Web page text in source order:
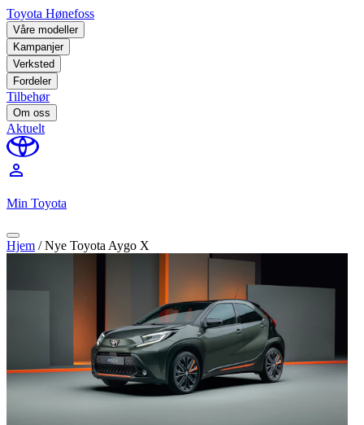
Toyota Hønefoss
Våre modeller
Kampanjer
Verksted
Fordeler
Tilbehør
Om oss
Aktuelt
perm_identity
Min Toyota
Hjem /Nye Toyota Aygo X